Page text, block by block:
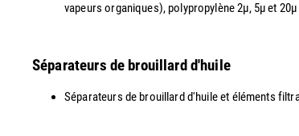
vapeurs organiques), polypropylène 2µ, 5µ et
Séparateurs de brouillard d'huile
Séparateurs de brouillard d'huile et éléments